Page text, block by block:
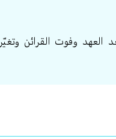
العهد وفوت القرائن وتغيّر